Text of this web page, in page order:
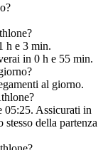
h e 3 min.
in 0 h e 55 min.
al giorno.
05:25. Assicurati in
della partenza